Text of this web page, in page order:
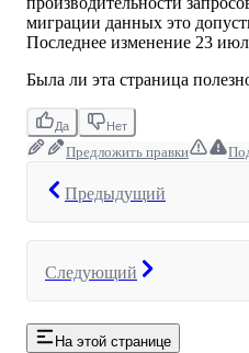
миграции данных это
Последнее изменение 23
Была ли эта страница
Да Нет
Предложить правки
Предыдущий
Следующий
На этой странице